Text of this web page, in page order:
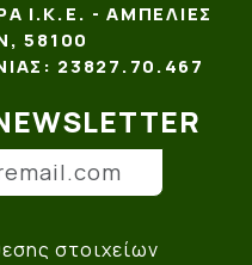
Ι.Κ.Ε. - ΑΜΠΕΛΙΈΣ
58100
23827.70.467
(*)
συγκατάθεσης
στοιχείων